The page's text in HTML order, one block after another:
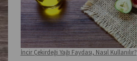
İncir Çekirdeği Yağı Faydası, Nasıl Kullanılır?